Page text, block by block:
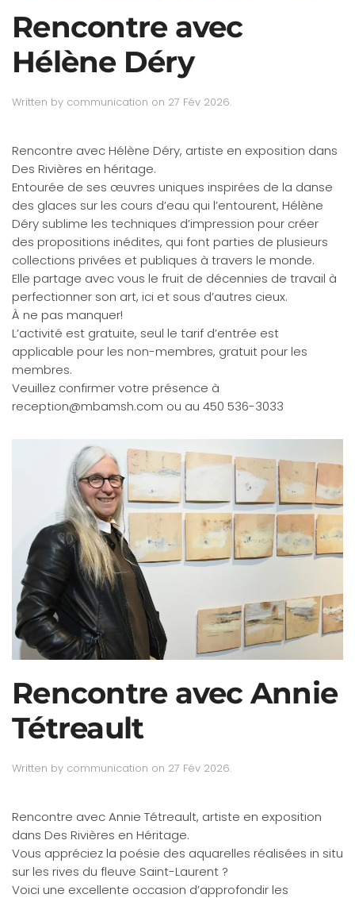
Rencontre avec
Hélène Déry
Written by communication on 27 Fév 2026.
Rencontre avec Hélène Déry, artiste en exposition dans
Des Rivières en héritage.
Entourée de ses œuvres uniques inspirées de la danse
des glaces sur les cours d’eau qui l’entourent, Hélène
Déry sublime les techniques d’impression pour créer
des propositions inédites, qui font parties de plusieurs
collections privées et publiques à travers le monde.
Elle partage avec vous le fruit de décennies de travail à
perfectionner son art, ici et sous d’autres cieux.
À ne pas manquer!
L’activité est gratuite, seul le tarif d’entrée est
applicable pour les non-membres, gratuit pour les
membres.
Veuillez confirmer votre présence à
reception@mbamsh.com ou au 450 536-3033
Rencontre avec Annie
Tétreault
Written by communication on 27 Fév 2026.
Rencontre avec Annie Tétreault, artiste en exposition
dans Des Rivières en Héritage.
Vous appréciez la poésie des aquarelles réalisées in situ
sur les rives du fleuve Saint-Laurent ?
Voici une excellente occasion d’approfondir les